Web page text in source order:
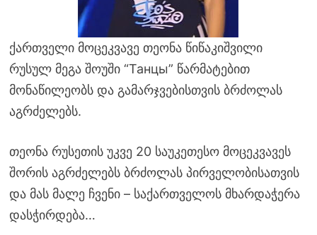
ქართველი მოცეკვავე თეონა წიწაკიშვილი
რუსულ მეგა შოუში “Танцы” წარმატებით
მონაწილეობს და გამარჯვებისთვის ბრძოლას
აგრძელებს.
თეონა რუსეთის უკვე 20 საუკეთესო მოცეკვავეს
შორის აგრძელებს ბრძოლას პირველობისათვის
და მას მალე ჩვენი – საქართველოს მხარდაჭერა
დასჭირდება…